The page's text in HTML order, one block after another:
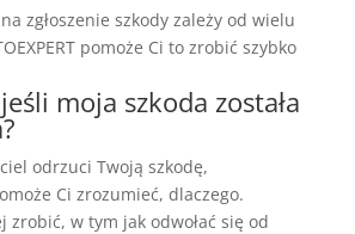
zgłoszenie szkody zależy od wielu
pomoże Ci to zrobić szybko
moja szkoda została
odrzuci Twoją szkodę,
Ci zrozumieć, dlaczego.
zrobić, w tym jak odwołać się od